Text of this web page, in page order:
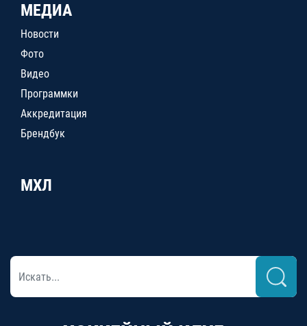
МЕДИА
Новости
Фото
Видео
Программки
Аккредитация
Брендбук
МХЛ